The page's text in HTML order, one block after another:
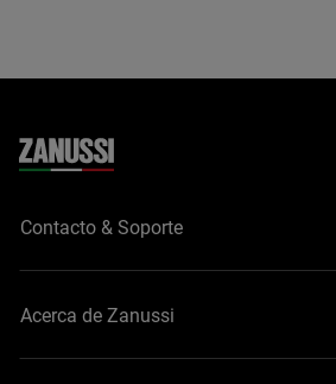
Contacto & Soporte
Acerca de Zanussi